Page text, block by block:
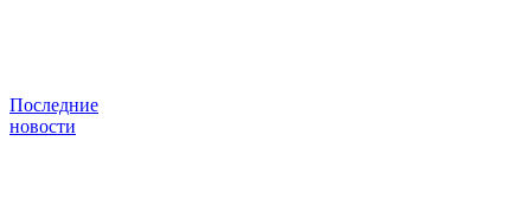
Последние
новости